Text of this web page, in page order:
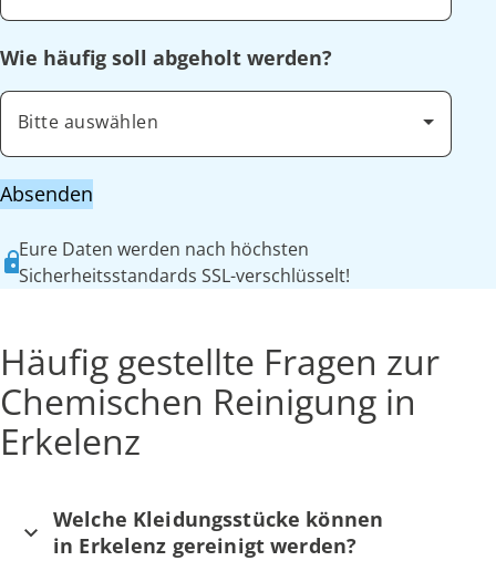
Wie häufig soll abgeholt werden?
Bitte auswählen
Absenden
Eure Daten werden nach höchsten
Sicherheitsstandards SSL-verschlüsselt!
Häufig gestellte Fragen zur
Chemischen Reinigung in
Erkelenz
Welche Kleidungsstücke können
in Erkelenz gereinigt werden?